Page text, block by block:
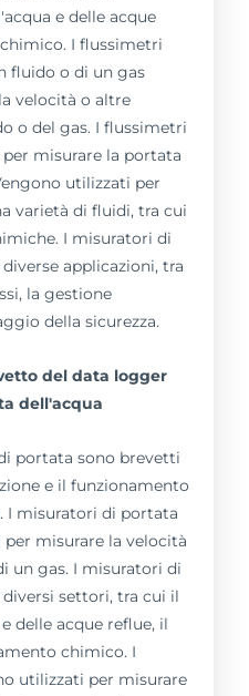
e delle acque
I flussimetri
fluido o di un gas
velocità o altre
o del gas. I flussimetri
misurare la portata
utilizzati per
varietà di fluidi, tra cui
I misuratori di
applicazioni, tra
la gestione
della sicurezza.
del data logger
dell'acqua
portata sono brevetti
e il funzionamento
I misuratori di portata
misurare la velocità
un gas. I misuratori di
settori, tra cui il
delle acque reflue, il
chimico. I
utilizzati per misurare